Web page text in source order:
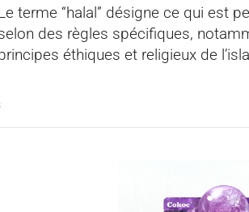
terme “halal” désigne ce qui est
des règles spécifiques,
éthiques et religieux de